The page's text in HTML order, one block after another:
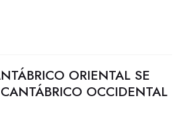
ORIENTAL SE
OCCIDENTAL